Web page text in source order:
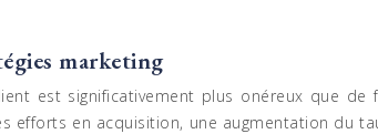
marketing
est significativement plus onéreux que
efforts en acquisition, une augmentation du